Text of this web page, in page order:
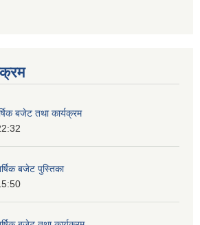
बजेट तथा कार्यक्रम
बजेट पुस्तिका